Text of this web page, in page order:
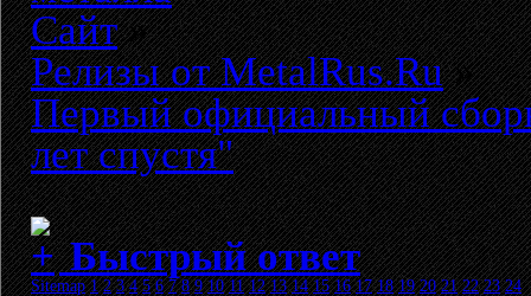
Сайт»
Релизы от MetalRus.Ru»
Первый официальный
лет спустя"
Быстрый ответ
Sitemap 1 2 3 4 5 6 7 8 9 10 11 12 13 14 15 16 17 18 19 20 21 22 23 24